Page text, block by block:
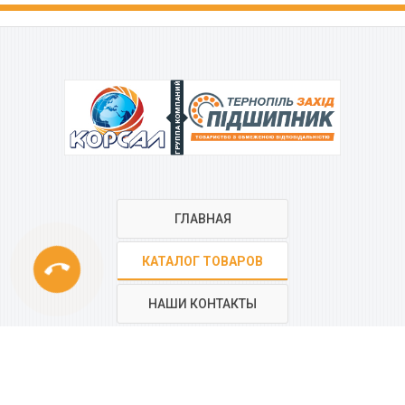
phone
ГРУППА КОМПАНИЙ
ГЛАВНАЯ
КАТАЛОГ ТОВАРОВ
НАШИ КОНТАКТЫ